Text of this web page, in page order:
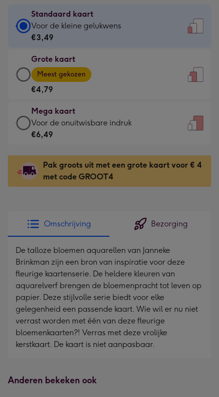
Standaard kaart
Standaard
kaart
€3,49
-
Voor
kleine
gelukwens
-
120
x
160
mm
Voor de kleine gelukwens
€3,49
Grote kaart
Grote
kaart
-
€4,79
-
Meest
gekozen
Dimensions:
167
x
Meest gekozen
€4,79
Mega kaart
Mega
kaart
€6,49
-
Voor
-
Dimensions:
241
x
333
mm
Voor de onuitwisbare indruk
€6,49
Pak groots uit met een grote kaart voor € 4
met code GROOT4
Omschrijving Bezorging
De talloze bloemen aquarellen van Janneke
Brinkman zijn een bron van inspiratie voor deze
fleurige kaartenserie. De heldere kleuren van
aquarelverf brengen de bloemenpracht tot leven op
papier. Deze stijlvolle serie biedt voor elke
gelegenheid een passende kaart. Wie wil er nu niet
verrast worden met één van deze fleurige
bloemenkaarten?! Verras met deze vrolijke
kerstkaart. De kaart is niet aanpasbaar.
Anderen bekeken ook